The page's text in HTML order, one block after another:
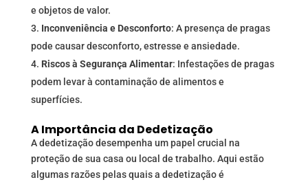
e objetos de valor.
Inconveniência e Desconforto: A presença de pragas
pode causar desconforto, estresse e ansiedade.
Riscos à Segurança Alimentar: Infestações de pragas
podem levar à contaminação de alimentos e
superfícies.
A Importância da Dedetização
A dedetização desempenha um papel crucial na
proteção de sua casa ou local de trabalho. Aqui estão
algumas razões pelas quais a dedetização é